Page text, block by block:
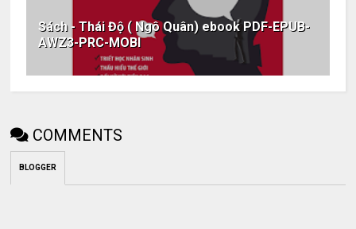
Sách - Thái Độ ( Ngô Quân) ebook PDF-EPUB-
AWZ3-PRC-MOBI
COMMENTS
BLOGGER